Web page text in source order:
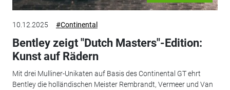
10.12.2025 #Continental
Bentley zeigt "Dutch Masters"-Edition:
Kunst auf Rädern
Mit drei Mulliner-Unikaten auf Basis des Continental GT ehrt
Bentley die holländischen Meister Rembrandt, Vermeer und Van